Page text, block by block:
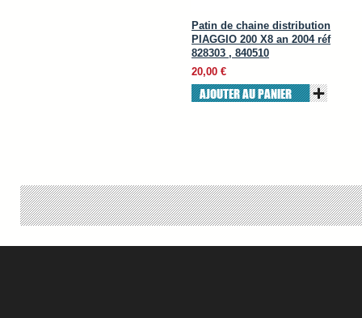
Patin de chaine distribution
PIAGGIO 200 X8 an 2004 réf
828303 , 840510
20,00 €
AJOUTER AU PANIER